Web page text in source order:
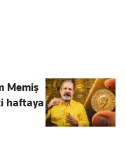
Memiş
haftaya